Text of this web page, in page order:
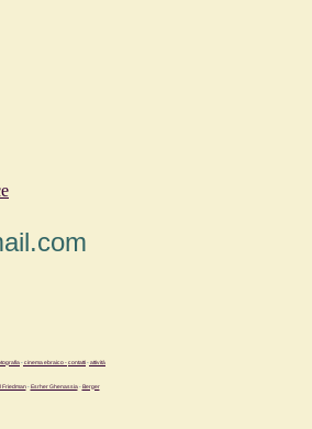
-cinema ebraico -contatti-attività
Friedman-Esrher Ghenassia-Berger